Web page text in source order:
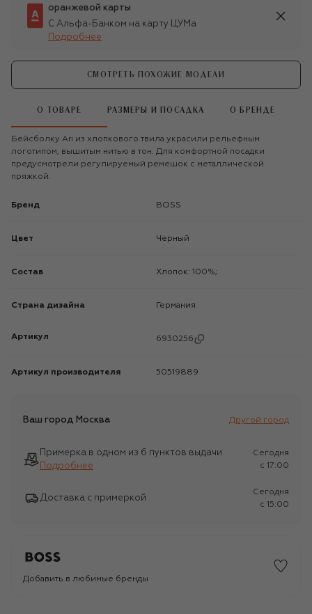
оранжевой карты
С Альфа-Банком на карту ЦУМа
Подробнее
СМОТРЕТЬ ПОХОЖИЕ МОДЕЛИ
О ТОВАРЕ РАЗМЕРЫ И ПОСАДКА О БРЕНДЕ
Бейсболку Ari из хлопкового твила украсили рельефным
логотипом, вышитым нитью в тон. Для комфортной посадки
предусмотрели регулируемый ремешок с металлической
пряжкой.
Бренд BOSS
Цвет Черный
Состав Хлопок: 100%;
Страна дизайна Германия
Артикул 6930256
Артикул производителя 50519889
Ваш город Москва Другой город
Примерка в одном из 6 пунктов выдачи
Подробнее
Сегодня
c 17:00
Доставка с примеркой
Сегодня
c 15:00
Добавить в любимые бренды